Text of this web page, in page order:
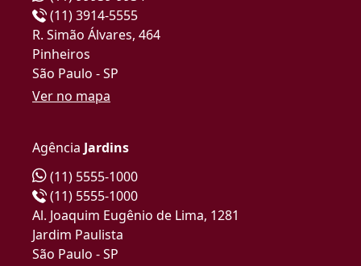
(11) 3914-5555
R. Simão Álvares, 464
Pinheiros
São Paulo - SP
Ver no mapa
Agência Jardins
(11) 5555-1000
(11) 5555-1000
Al. Joaquim Eugênio de Lima, 1281
Jardim Paulista
São Paulo - SP